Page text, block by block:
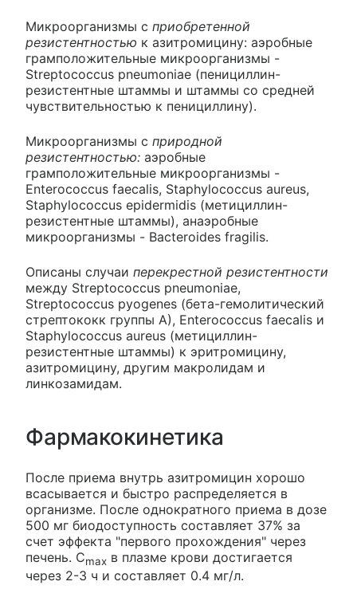
Микроорганизмы с приобретенной
резистентностью к азитромицину: аэробные
грамположительные микроорганизмы -
Streptococcus pneumoniae (пенициллин-
резистентные штаммы и штаммы со средней
чувствительностью к пенициллину).
Микроорганизмы с природной
резистентностью: аэробные
грамположительные микроорганизмы -
Enterococcus faecalis, Staphylococcus aureus,
Staphylococcus epidermidis (метициллин-
резистентные штаммы), анаэробные
микроорганизмы - Bacteroides fragilis.
Описаны случаи перекрестной резистентности
между Streptococcus pneumoniae,
Streptococcus pyogenes (бета-гемолитический
стрептококк группы A), Enterococcus faecalis и
Staphylococcus aureus (метициллин-
резистентные штаммы) к эритромицину,
азитромицину, другим макролидам и
линкозамидам.
Фармакокинетика
После приема внутрь азитромицин хорошо
всасывается и быстро распределяется в
организме. После однократного приема в дозе
500 мг биодоступность составляет 37% за
счет эффекта "первого прохождения" через
печень. Cmax в плазме крови достигается
через 2-3 ч и составляет 0.4 мг/л.